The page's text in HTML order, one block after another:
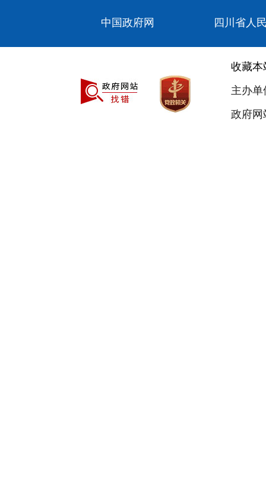
中国政府网 四川省人
收藏本
主办
政府网